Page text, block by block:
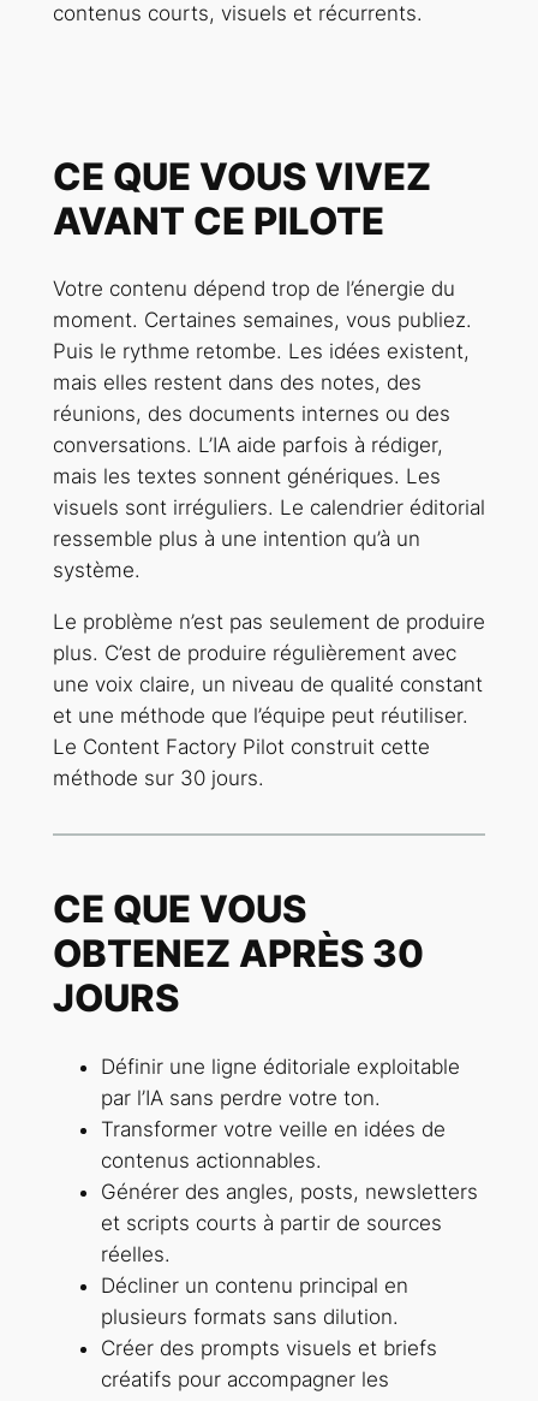
contenus courts, visuels et récurrents.
CE QUE VOUS VIVEZ
AVANT CE PILOTE
Votre contenu dépend trop de l’énergie du
moment. Certaines semaines, vous publiez.
Puis le rythme retombe. Les idées existent,
mais elles restent dans des notes, des
réunions, des documents internes ou des
conversations. L’IA aide parfois à rédiger,
mais les textes sonnent génériques. Les
visuels sont irréguliers. Le calendrier éditorial
ressemble plus à une intention qu’à un
système.
Le problème n’est pas seulement de produire
plus. C’est de produire régulièrement avec
une voix claire, un niveau de qualité constant
et une méthode que l’équipe peut réutiliser.
Le Content Factory Pilot construit cette
méthode sur 30 jours.
CE QUE VOUS
OBTENEZ APRÈS 30
JOURS
Définir une ligne éditoriale exploitable
par l’IA sans perdre votre ton.
Transformer votre veille en idées de
contenus actionnables.
Générer des angles, posts, newsletters
et scripts courts à partir de sources
réelles.
Décliner un contenu principal en
plusieurs formats sans dilution.
Créer des prompts visuels et briefs
créatifs pour accompagner les